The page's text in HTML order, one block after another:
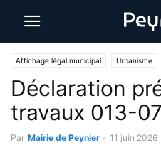
Affichage légal municipal Urbanisme
Déclaration
travaux 013-
Par Mairie de Peynier - 11 juin 2026